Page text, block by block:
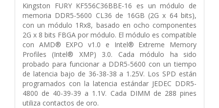
Kingston FURY KF556C36BBE-16 es un módulo de
memoria DDR5-5600 CL36 de 16GB (2G x 64 bits),
con un módulo 1Rx8, basado en ocho componentes
2G x 8 bits FBGA por módulo. El módulo es compatible
con AMD® EXPO v1.0 e Intel® Extreme Memory
Profiles (Intel® XMP) 3.0. Cada módulo ha sido
probado para funcionar a DDR5-5600 con un tiempo
de latencia bajo de 36-38-38 a 1.25V. Los SPD están
programados con la latencia estándar JEDEC DDR5-
4800 de 40-39-39 a 1.1V. Cada DIMM de 288 pines
utiliza contactos de oro.